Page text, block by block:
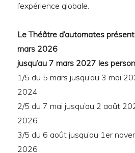
l’expérience globale.
Le Théâtre d’automates
mars 2026
jusqu’au 7 mars 2027 les
1/5 du 5 mars jusqu’au 3 mai
2024
2/5 du 7 mai jusqu’au 2 août
2026
3/5 du 6 août jusqu’au 1er
2026